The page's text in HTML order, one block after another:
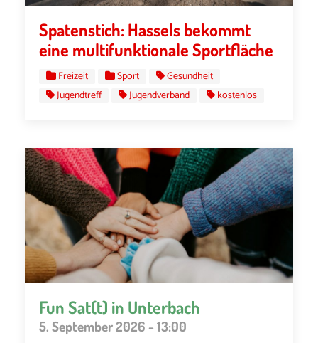
Spatenstich: Hassels bekommt
eine multifunktionale Sportfläche
Freizeit Sport
Gesundheit
Jugendtreff
Jugendverband kostenlos
Fun Sat(t) in Unterbach
5. September 2026 - 13:00